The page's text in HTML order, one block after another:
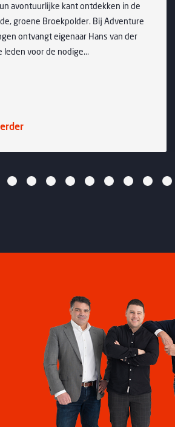
kant ontdekken in de
Broekpolder. Bij Adventure
eigenaar Hans van der
voor de nodige...